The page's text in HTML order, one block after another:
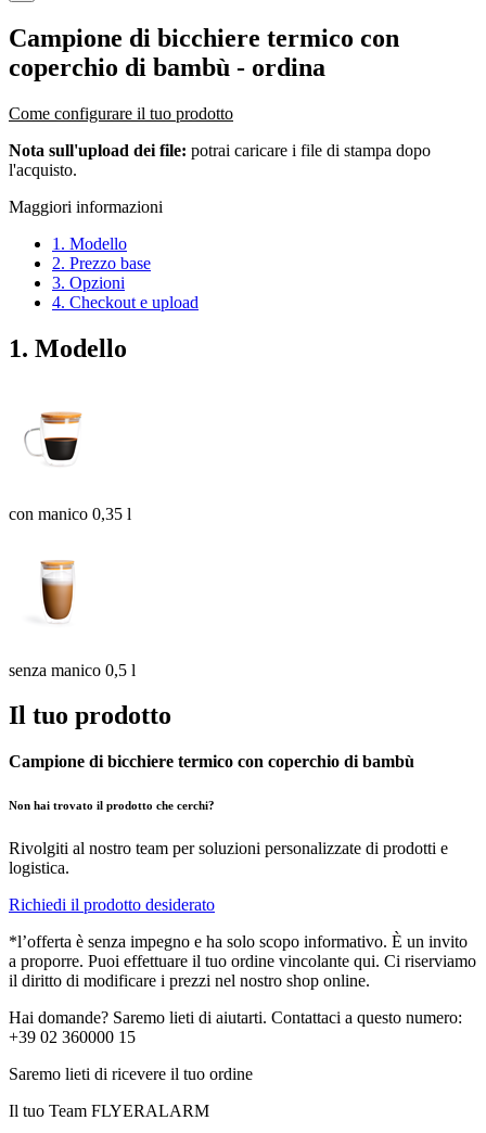
Campione di bicchiere termico con
coperchio di bambù - ordina
Come configurare il tuo prodotto
Nota sull'upload dei file: potrai caricare i file di stampa dopo
l'acquisto.
Maggiori informazioni
1. Modello
2. Prezzo base
3. Opzioni
4. Checkout e upload
1. Modello
con manico 0,35 l
senza manico 0,5 l
Il tuo prodotto
Campione di bicchiere termico con coperchio di bambù
Non hai trovato il prodotto che cerchi?
Rivolgiti al nostro team per soluzioni personalizzate di prodotti e
logistica.
Richiedi il prodotto desiderato
*l’offerta è senza impegno e ha solo scopo informativo. È un invito
a proporre. Puoi effettuare il tuo ordine vincolante qui. Ci riserviamo
il diritto di modificare i prezzi nel nostro shop online.
Hai domande? Saremo lieti di aiutarti. Contattaci a questo numero:
+39 02 360000 15
Saremo lieti di ricevere il tuo ordine
Il tuo Team FLYERALARM